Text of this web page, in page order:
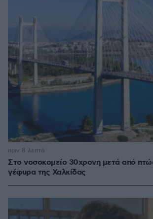
Στο νοσοκομείο 30χρονη μετά από
γέφυρα της Χαλκίδας
πριν 8 λεπτά